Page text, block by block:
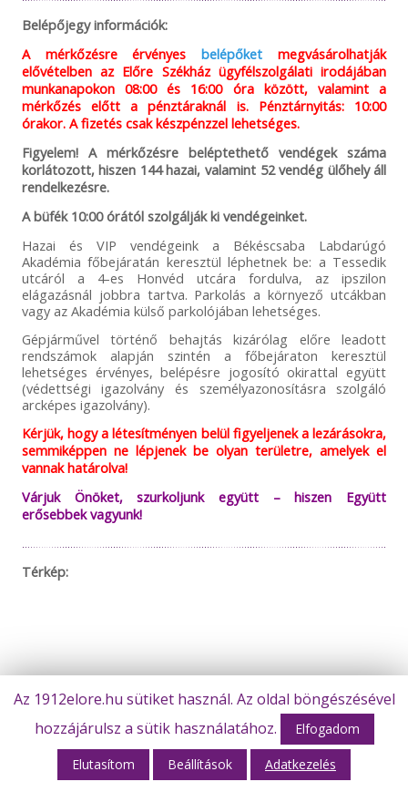
Belépőjegy információk:
A mérkőzésre érvényesbelépőket megvásárolhatják
elővételben az Előre Székház ügyfélszolgálati irodájában
munkanapokon 08:00 és 16:00 óra között, valamint a
mérkőzés előtt a pénztáraknál is. Pénztárnyitás: 10:00
órakor. A fizetés csak készpénzzel lehetséges.
Figyelem! A mérkőzésre beléptethető vendégek száma
korlátozott, hiszen 144 hazai, valamint 52 vendég ülőhely áll
rendelkezésre.
A büfék 10:00 órától szolgálják ki vendégeinket.
Hazai és VIP vendégeink a Békéscsaba Labdarúgó
Akadémia főbejáratán keresztül léphetnek be: a Tessedik
utcáról a 4-es Honvéd utcára fordulva, az ipszilon
elágazásnál jobbra tartva. Parkolás a környező utcákban
vagy az Akadémia külső parkolójában lehetséges.
Gépjárművel történő behajtás kizárólag előre leadott
rendszámok alapján szintén a főbejáraton keresztül
lehetséges érvényes, belépésre jogosító okirattal együtt
(védettségi igazolvány és személyazonosításra szolgáló
arcképes igazolvány).
Kérjük, hogy a létesítményen belül figyeljenek a lezárásokra,
semmiképpen ne lépjenek be olyan területre, amelyek el
vannak határolva!
Várjuk Önöket, szurkoljunk együtt – hiszen Együtt
erősebbek vagyunk!
Térkép:
Az 1912elore.hu sütiket használ. Az oldal böngészésével
hozzájárulsz a sütik használatához.
Elfogadom
Elutasítom Beállítások Adatkezelés